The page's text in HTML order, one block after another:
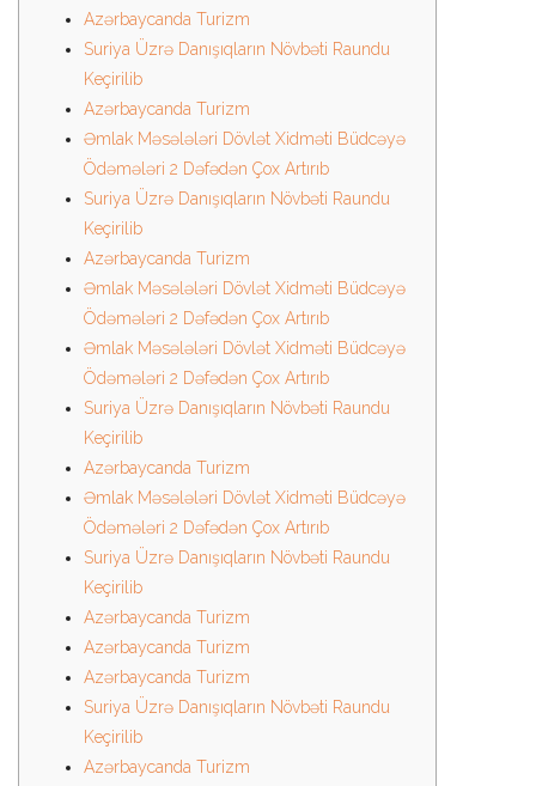
Azərbaycanda Turizm
Suriya Üzrə Danışıqların Növbəti Raundu
Keçirilib
Azərbaycanda Turizm
Əmlak Məsələləri Dövlət Xidməti Büdcəyə
Ödəmələri 2 Dəfədən Çox Artırıb
Suriya Üzrə Danışıqların Növbəti Raundu
Keçirilib
Azərbaycanda Turizm
Əmlak Məsələləri Dövlət Xidməti Büdcəyə
Ödəmələri 2 Dəfədən Çox Artırıb
Əmlak Məsələləri Dövlət Xidməti Büdcəyə
Ödəmələri 2 Dəfədən Çox Artırıb
Suriya Üzrə Danışıqların Növbəti Raundu
Keçirilib
Azərbaycanda Turizm
Əmlak Məsələləri Dövlət Xidməti Büdcəyə
Ödəmələri 2 Dəfədən Çox Artırıb
Suriya Üzrə Danışıqların Növbəti Raundu
Keçirilib
Azərbaycanda Turizm
Azərbaycanda Turizm
Azərbaycanda Turizm
Suriya Üzrə Danışıqların Növbəti Raundu
Keçirilib
Azərbaycanda Turizm